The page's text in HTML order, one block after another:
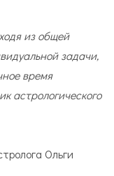
из общей
задачи,
время
астрологического
Ольги